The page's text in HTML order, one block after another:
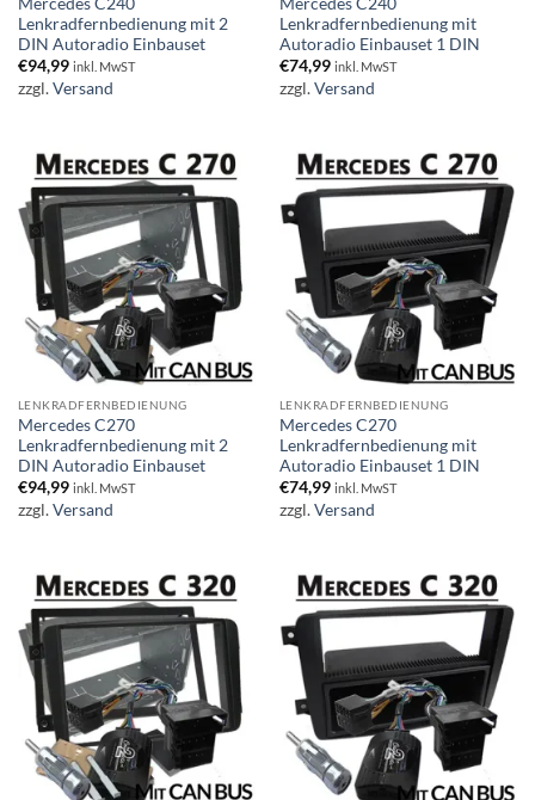
Lenkradfernbedienung mit 2
DIN Autoradio Einbauset
€94,99 inkl. MwST
zzgl.Versand
Lenkradfernbedienung mit
Autoradio Einbauset 1 DIN
€74,99 inkl. MwST
zzgl.Versand
LENKRADFERNBEDIENUNG
Mercedes C270
Lenkradfernbedienung mit 2
DIN Autoradio Einbauset
€94,99 inkl. MwST
zzgl.Versand
LENKRADFERNBEDIENUNG
Mercedes C270
Lenkradfernbedienung mit
Autoradio Einbauset 1 DIN
€74,99 inkl. MwST
zzgl.Versand